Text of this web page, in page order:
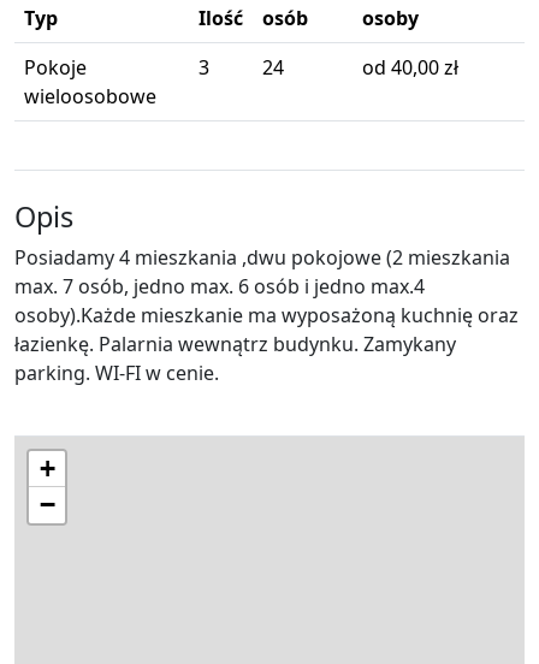
Typ Ilość
osób
osoby
Pokoje
wieloosobowe
3 24 od 40,00 zł
Opis
Posiadamy 4 mieszkania ,dwu pokojowe (2 mieszkania
max. 7 osób, jedno max. 6 osób i jedno max.4
osoby).Każde mieszkanie ma wyposażoną kuchnię oraz
łazienkę. Palarnia wewnątrz budynku. Zamykany
parking. WI-FI w cenie.
+
−